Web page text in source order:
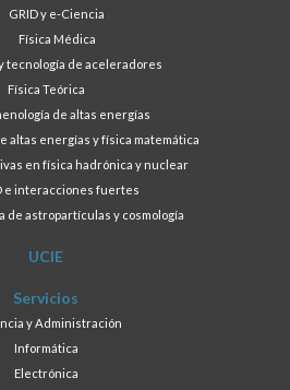
GRID y e-Ciencia
Física Médica
tecnología de aceleradores
Física Teórica
de altas energías
altas energías y física matemática
en física hadrónica y nuclear
e interacciones fuertes
de astropartículas y cosmología
UCIE
Servicios
y Administración
Informática
Electrónica